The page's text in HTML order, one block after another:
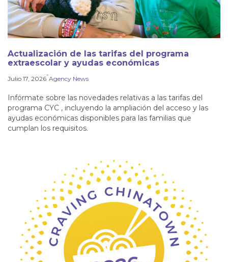
Actualización de las tarifas del programa
extraescolar y ayudas económicas
Julio 17, 2026-Agency News
Infórmate sobre las novedades relativas a las tarifas del
programa CYC , incluyendo la ampliación del acceso y las
ayudas económicas disponibles para las familias que
cumplan los requisitos.